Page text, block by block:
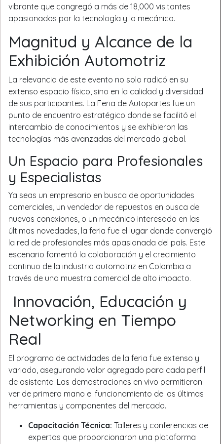
vibrante que congregó a más de 18,000 visitantes
apasionados por la tecnología y la mecánica.
Magnitud y Alcance de la
Exhibición Automotriz
La relevancia de este evento no solo radicó en su
extenso espacio físico, sino en la calidad y diversidad
de sus participantes. La Feria de Autopartes fue un
punto de encuentro estratégico donde se facilitó el
intercambio de conocimientos y se exhibieron las
tecnologías más avanzadas del mercado global.
Un Espacio para Profesionales
y Especialistas
Ya seas un empresario en busca de oportunidades
comerciales, un vendedor de repuestos en busca de
nuevas conexiones, o un mecánico interesado en las
últimas novedades, la feria fue el lugar donde convergió
la red de profesionales más apasionada del país. Este
escenario fomentó la colaboración y el crecimiento
continuo de la industria automotriz en Colombia a
través de una muestra comercial de alto impacto.
Innovación, Educación y
Networking en Tiempo
Real
El programa de actividades de la feria fue extenso y
variado, asegurando valor agregado para cada perfil
de asistente. Las demostraciones en vivo permitieron
ver de primera mano el funcionamiento de las últimas
herramientas y componentes del mercado.
Capacitación Técnica: Talleres y conferencias de
expertos que proporcionaron una plataforma